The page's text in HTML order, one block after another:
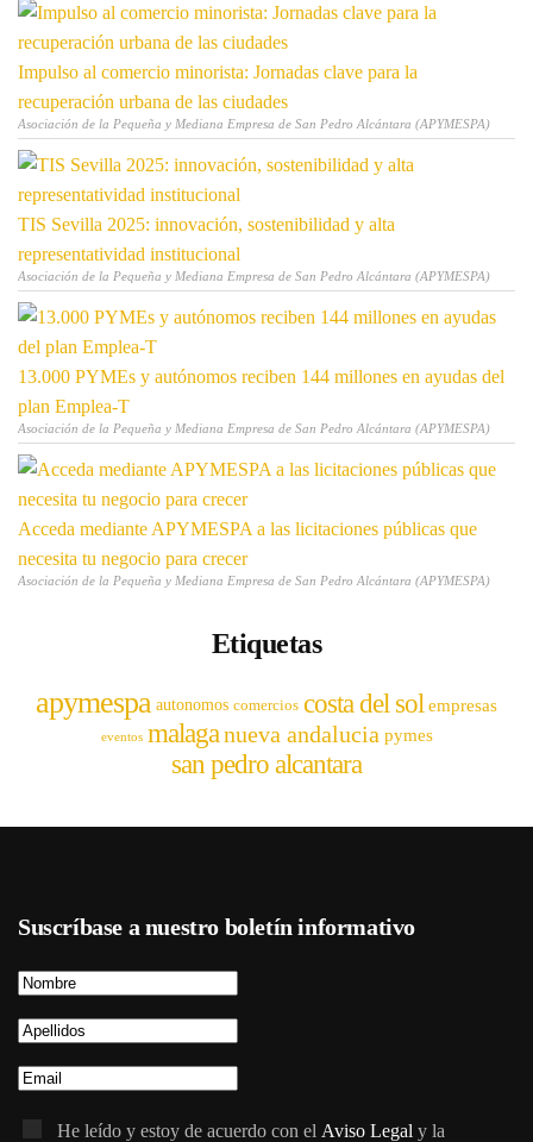
Impulso al comercio minorista: Jornadas clave para la
recuperación urbana de las ciudades
Asociación de la Pequeña y Mediana Empresa de San Pedro Alcántara (APYMESPA)
TIS Sevilla 2025: innovación, sostenibilidad y alta
representatividad institucional
Asociación de la Pequeña y Mediana Empresa de San Pedro Alcántara (APYMESPA)
13.000 PYMEs y autónomos reciben 144 millones en ayudas del
plan Emplea-T
Asociación de la Pequeña y Mediana Empresa de San Pedro Alcántara (APYMESPA)
Acceda mediante APYMESPA a las licitaciones públicas que
necesita tu negocio para crecer
Asociación de la Pequeña y Mediana Empresa de San Pedro Alcántara (APYMESPA)
Etiquetas
apymespa autonomos comercios costa del sol empresas
eventos malaga nueva andalucia pymes
san pedro alcantara
Suscríbase a nuestro boletín informativo
He leído y estoy de acuerdo con el Aviso Legal y la